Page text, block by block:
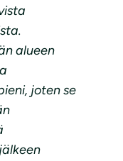
alueen
joten se